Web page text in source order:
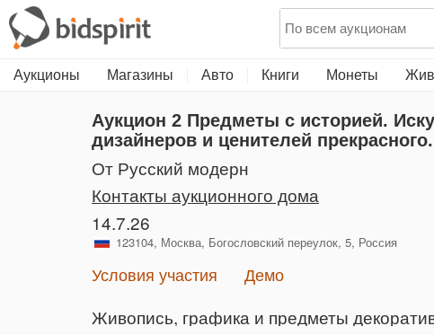
Аукционы Магазины Авто Книги Монеты
Аукцион 2 Предметы с историей.
дизайнеров и ценителей прекрасного.
от Русский модерн
Контакты аукционного дома
14.7.26
123104, Москва, Богословский переулок, 5, Россия
Условия участия Демо
Живопись, графика и предметы